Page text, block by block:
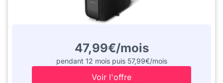
47,99€/mois
pendant 12 mois puis 57,99€/mois
Voir l'offre